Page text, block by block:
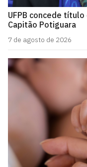
UFPB concede
Capitão Potiguara
7 de agosto de 2026